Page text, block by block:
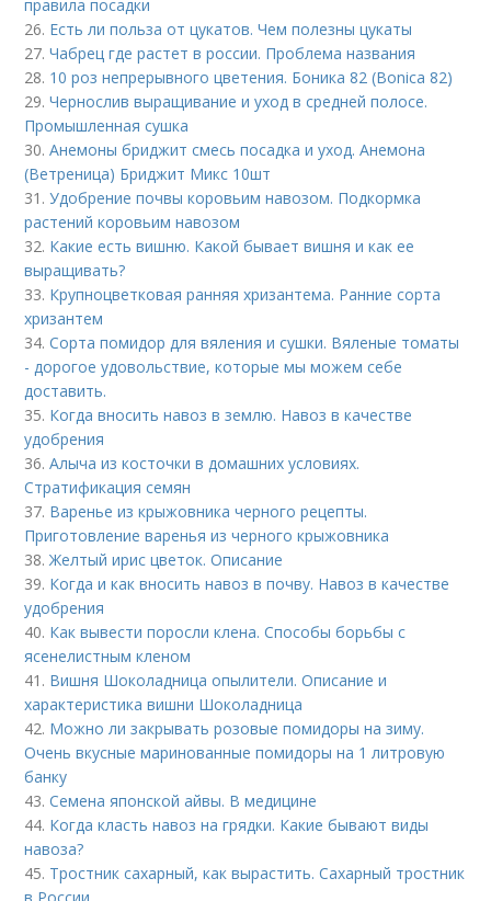
правила посадки
26. Есть ли польза от цукатов. Чем полезны цукаты
27.Чабрец где растет в россии. Проблема названия
28. 10 роз непрерывного цветения. Боника 82 (Bonica 82)
29.Чернослив выращивание и уход в средней полосе.
Промышленная сушка
30.Анемоны бриджит смесь посадка и уход. Анемона
(Ветреница) Бриджит Микс 10шт
31.Удобрение почвы коровьим навозом. Подкормка
растений коровьим навозом
32. Какие есть вишню. Какой бывает вишня и как ее
выращивать?
33. Крупноцветковая ранняя хризантема. Ранние сорта
хризантем
34.Сорта помидор для вяления и сушки. Вяленые томаты
- дорогое удовольствие, которые мы можем себе
доставить.
35. Когда вносить навоз в землю. Навоз в качестве
удобрения
36.Алыча из косточки в домашних условиях.
Стратификация семян
37. Варенье из крыжовника черного рецепты.
Приготовление варенья из черного крыжовника
38.Желтый ирис цветок. Описание
39. Когда и как вносить навоз в почву. Навоз в качестве
удобрения
40. Как вывести поросли клена. Способы борьбы с
ясенелистным кленом
41. Вишня Шоколадница опылители. Описание и
характеристика вишни Шоколадница
42. Можно ли закрывать розовые помидоры на зиму.
Очень вкусные маринованные помидоры на 1 литровую
банку
43.Семена японской айвы. В медицине
44. Когда класть навоз на грядки. Какие бывают виды
навоза?
45. Тростник сахарный, как вырастить. Сахарный тростник